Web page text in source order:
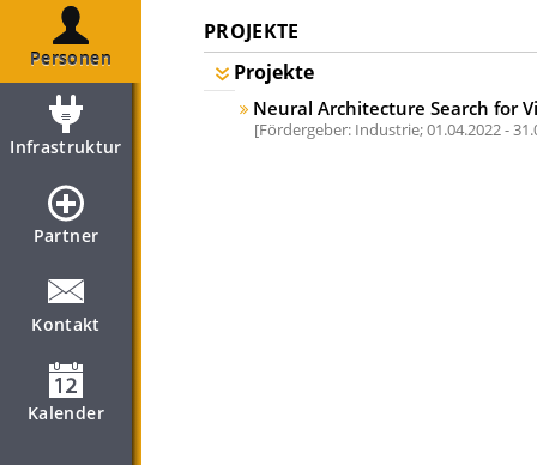
Personen
Infrastruktur
Partner
Kontakt
Kalender
PROJEKTE
Projekte
Neural Architecture Search for
Fördergeber: Industrie;01.04.2022 -